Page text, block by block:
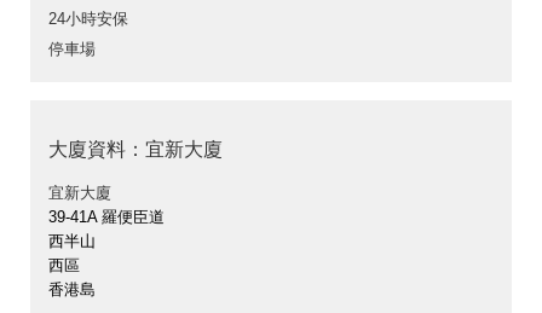
24小時安保
停車場
大廈資料：宜新大廈
宜新大廈
39-41A 羅便臣道
西半山
西區
香港島